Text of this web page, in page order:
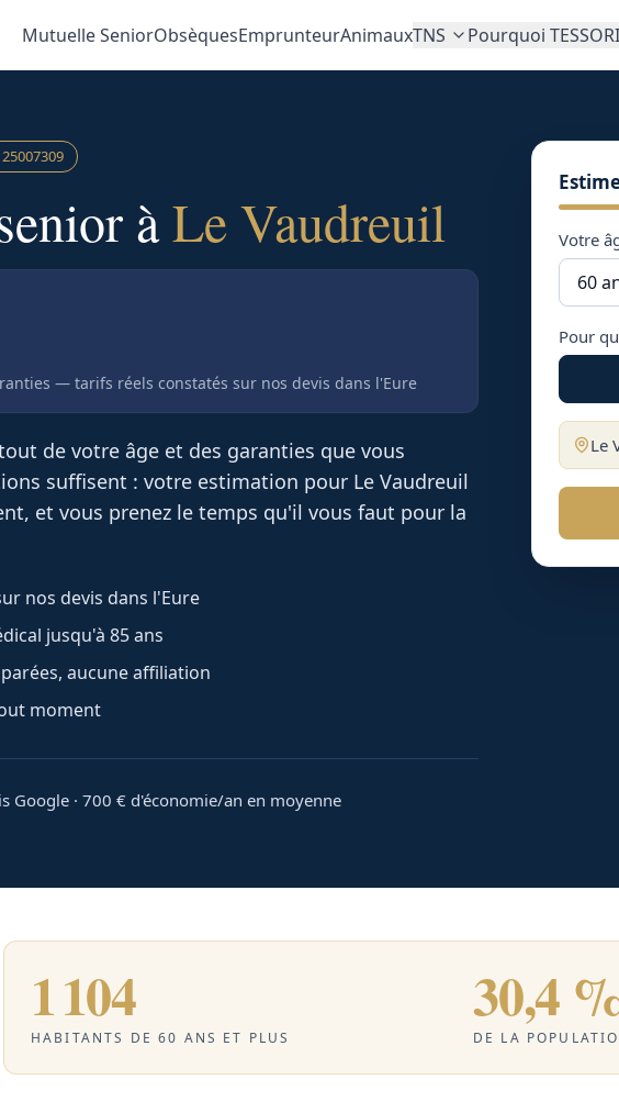
Mutuelle SeniorObsèquesEmprunteurAnimauxTNS Pourquoi
25007309
àLe Vaudreuil
— tarifs réels constatés sur nos devis dans l'Eure
de votre âge et des garanties que vous
suffisent : votre estimation pour Le Vaudreuil
et vous prenez le temps qu'il vous faut pour la
nos devis dans l'Eure
jusqu'à 85 ans
aucune affiliation
moment
Google · 700 € d'économie/an en moyenne
Votre
Pour
Le
1 104
HABITANTS DE 60 ANS ET PLUS
30,4
DE LA